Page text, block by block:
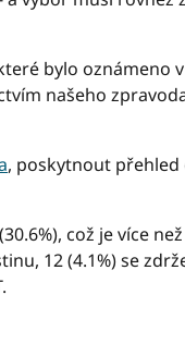
bylo oznámeno
našeho
, poskytnout
což je více
12 (4.1%) se